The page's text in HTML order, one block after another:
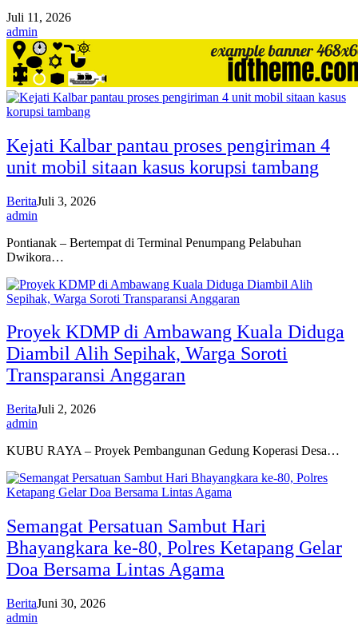
Juli 11, 2026
admin
Kejati Kalbar pantau proses pengiriman 4
unit mobil sitaan kasus korupsi tambang
BeritaJuli 3, 2026
admin
Pontianak – Bertempat di Terminal Penumpang Pelabuhan
Dwikora…
Proyek KDMP di Ambawang Kuala Diduga
Diambil Alih Sepihak, Warga Soroti
Transparansi Anggaran
BeritaJuli 2, 2026
admin
KUBU RAYA – Proyek Pembangunan Gedung Koperasi Desa…
Semangat Persatuan Sambut Hari
Bhayangkara ke-80, Polres Ketapang Gelar
Doa Bersama Lintas Agama
BeritaJuni 30, 2026
admin